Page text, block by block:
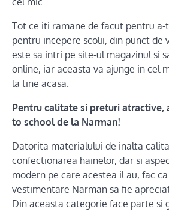
Tot ce iti ramane de facut pentru
pentru incepere scolii, din punct de
este sa intri pe site-ul magazinul si
online, iar aceasta va ajunge in cel
la tine acasa.
Pentru calitate si preturi atractive,
to school de la Narman!
Datorita materialului de inalta
confectionarea hainelor, dar si
modern pe care acestea il au, fac
vestimentare Narman sa fie
Din aceasta categorie face parte si